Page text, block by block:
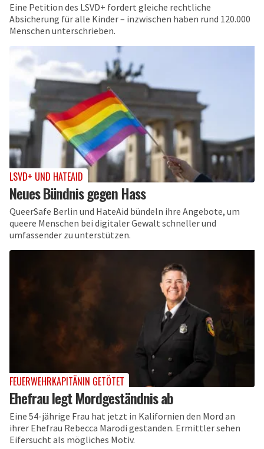
Eine Petition des LSVD+ fordert gleiche rechtliche
Absicherung für alle Kinder – inzwischen haben rund 120.000
Menschen unterschrieben.
LSVD+ UND HATEAID
Neues Bündnis gegen Hass
QueerSafe Berlin und HateAid bündeln ihre Angebote, um
queere Menschen bei digitaler Gewalt schneller und
umfassender zu unterstützen.
FEUERWEHRKAPITÄNIN GETÖTET
Ehefrau legt Mordgeständnis ab
Eine 54-jährige Frau hat jetzt in Kalifornien den Mord an
ihrer Ehefrau Rebecca Marodi gestanden. Ermittler sehen
Eifersucht als mögliches Motiv.